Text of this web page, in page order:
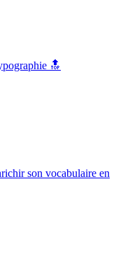
🔝
son vocabulaire en